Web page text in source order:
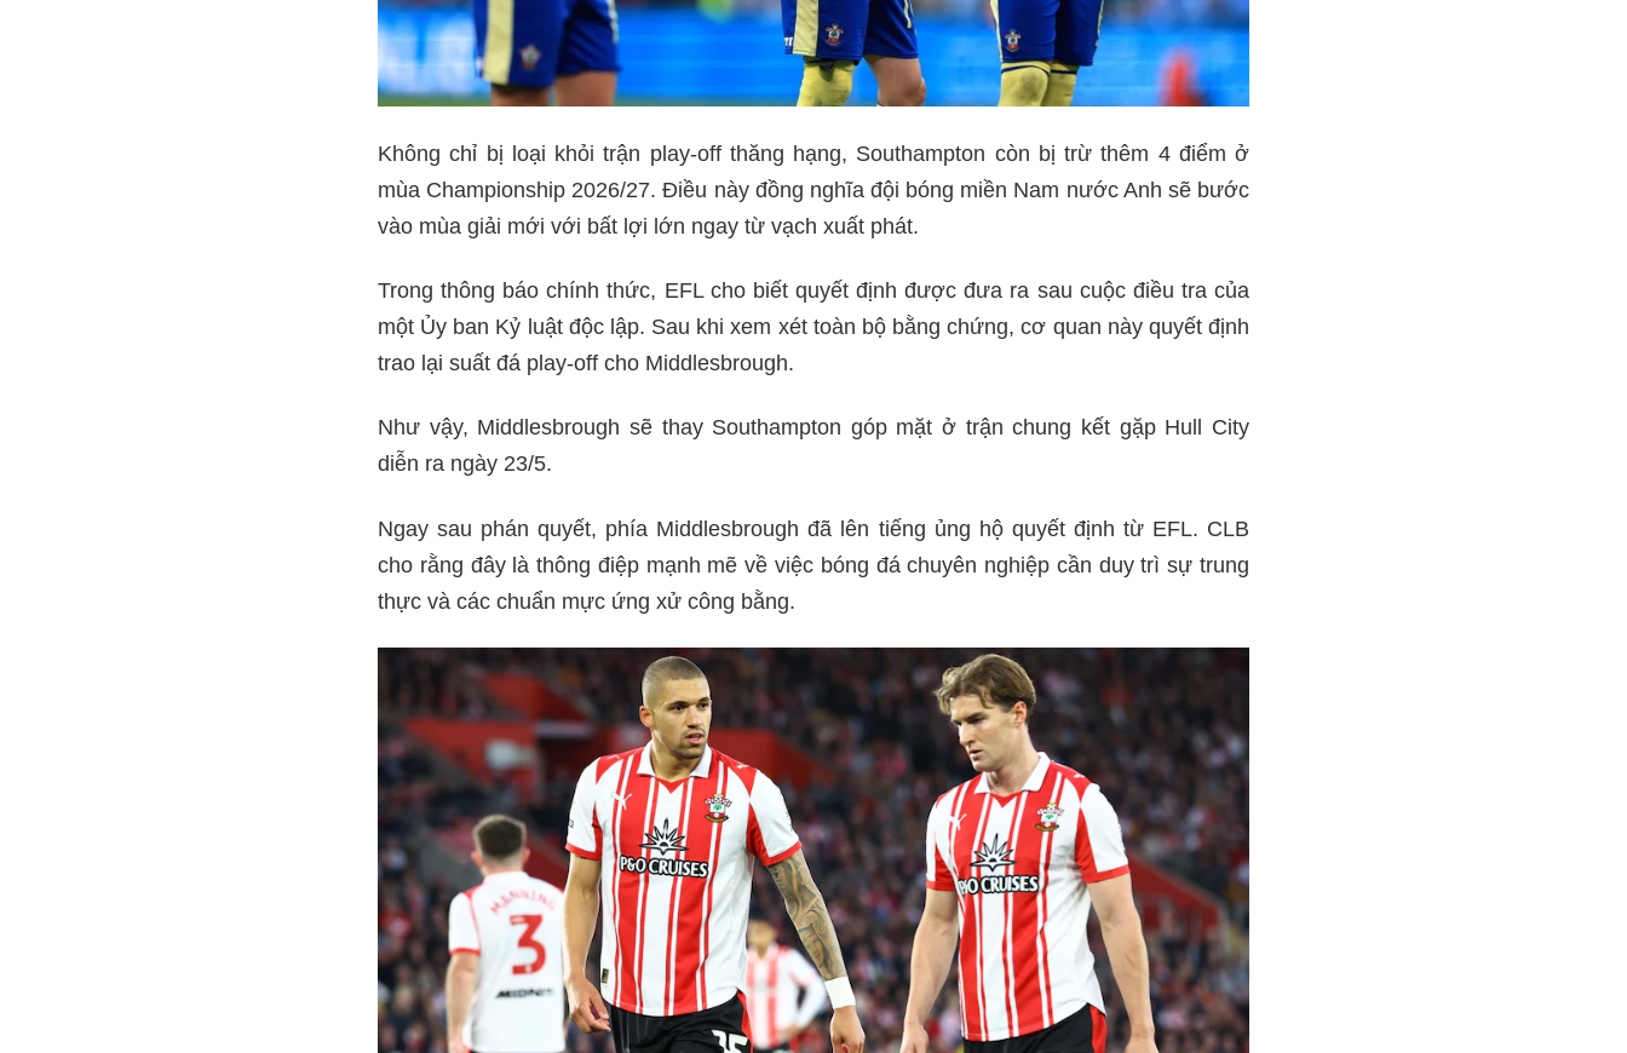
Không chỉ bị loại khỏi trận play-off thăng hạng, Southampton còn bị trừ thêm 4 điểm ở
mùa Championship 2026/27. Điều này đồng nghĩa đội bóng miền Nam nước Anh sẽ bước
vào mùa giải mới với bất lợi lớn ngay từ vạch xuất phát.
Trong thông báo chính thức, EFL cho biết quyết định được đưa ra sau cuộc điều tra của
một Ủy ban Kỷ luật độc lập. Sau khi xem xét toàn bộ bằng chứng, cơ quan này quyết định
trao lại suất đá play-off cho Middlesbrough.
Như vậy, Middlesbrough sẽ thay Southampton góp mặt ở trận chung kết gặp Hull City
diễn ra ngày 23/5.
Ngay sau phán quyết, phía Middlesbrough đã lên tiếng ủng hộ quyết định từ EFL. CLB
cho rằng đây là thông điệp mạnh mẽ về việc bóng đá chuyên nghiệp cần duy trì sự trung
thực và các chuẩn mực ứng xử công bằng.